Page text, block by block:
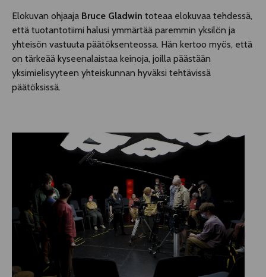
Elokuvan ohjaaja Bruce Gladwin toteaa elokuvaa tehdessä,
että tuotantotiimi halusi ymmärtää paremmin yksilön ja
yhteisön vastuuta päätöksenteossa. Hän kertoo myös, että
on tärkeää kyseenalaistaa keinoja, joilla päästään
yksimielisyyteen yhteiskunnan hyväksi tehtävissä
päätöksissä.